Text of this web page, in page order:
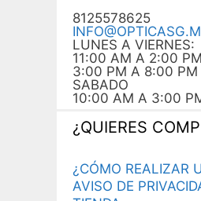
8125578625
LUNES A VIERNES:
11:00 AM A 2:00 PM
3:00 PM A 8:00 PM
SABADO
10:00 AM A 3:00
¿QUIERES
¿CÓMO REALIZAR
AVISO DE